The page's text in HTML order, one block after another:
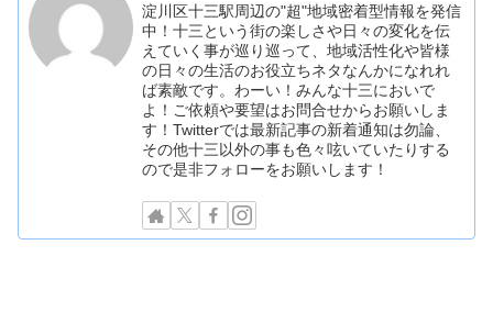
淀川区十三駅周辺の"超"地域密着型情報を発信
中！十三という街の楽しさや日々の変化を伝
えていく事が巡り巡って、地域活性化や皆様
の日々の生活のお役立ちネタなんかになれれ
ば素敵です。わーい！みんな十三においで
よ！ご依頼や要望はお問合せからお願いしま
す！Twitterでは最新記事の新着通知は勿論、
その他十三以外の事も色々呟いていたりする
ので是非フォローをお願いします！